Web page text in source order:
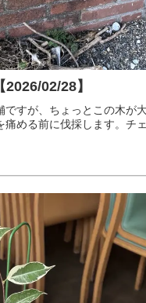
02/28】
ですが、ちょっとこの木が
痛める前に伐採します。チ